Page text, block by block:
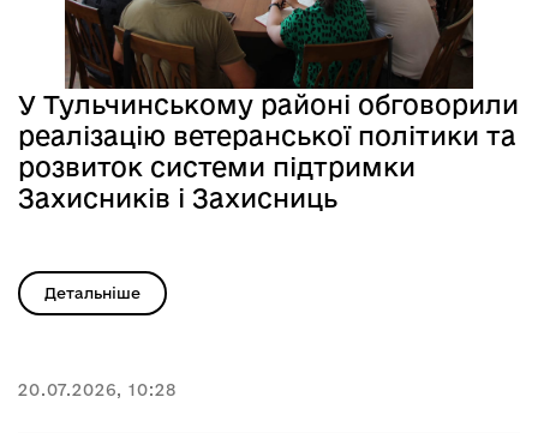
У Тульчинському районі обговорили
реалізацію ветеранської політики та
розвиток системи підтримки
Захисників і Захисниць
Детальніше
20.07.2026, 10:28